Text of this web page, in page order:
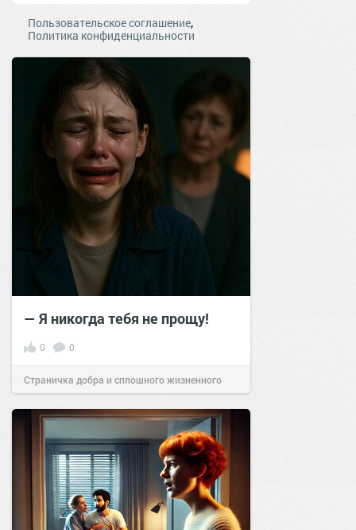
Пользовательское соглашение,
Политика конфиденциальности
— Я никогда тебя не прощу!
0 0
Страничка добра и сплошного жизненного
позитива!15:0012 май 2025